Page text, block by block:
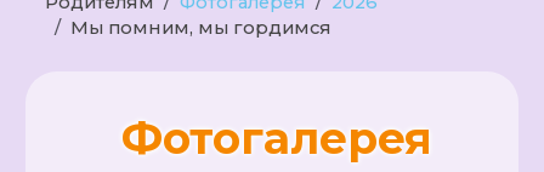
Мы помним, мы гордимся
Фотогалерея